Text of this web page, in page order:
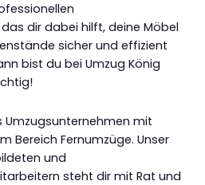
dir dabei hilft, deine Möbel
sicher und effizient
bist du bei Umzug König
Umzugsunternehmen mit
Bereich Fernumzüge. Unser
und
steht dir mit Rat und